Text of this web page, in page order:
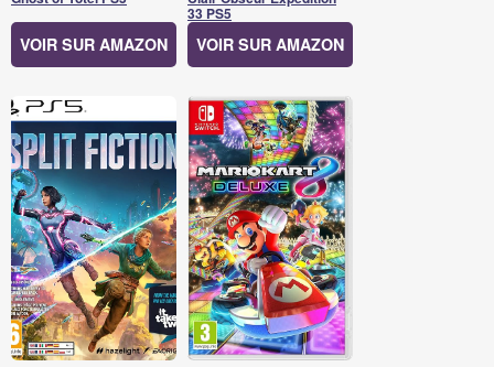
VOIR SUR AMAZON
33 PS5
VOIR SUR AMAZON